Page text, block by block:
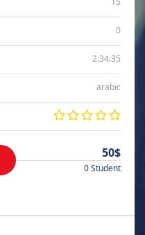
0
2:34:35
arabic
50$
0 Student